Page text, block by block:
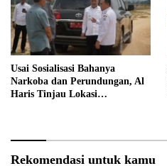
Usai Sosialisasi Bahanya
Narkoba dan Perundungan, Al
Haris Tinjau Lokasi
Rekomendasi untuk kamu